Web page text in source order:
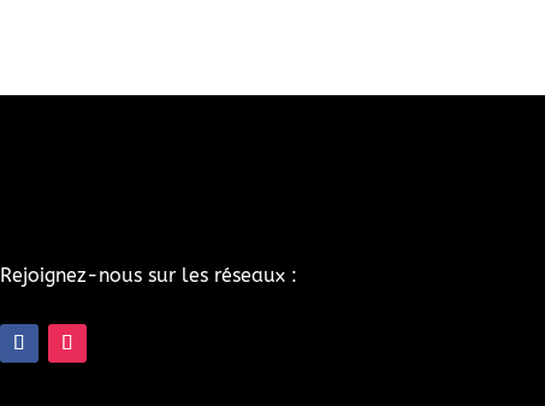
Rejoignez-nous sur les réseaux :